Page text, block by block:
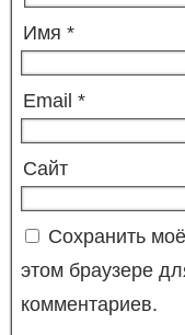
Имя *
Email *
Сайт
Сохранить
этом браузере
комментариев.